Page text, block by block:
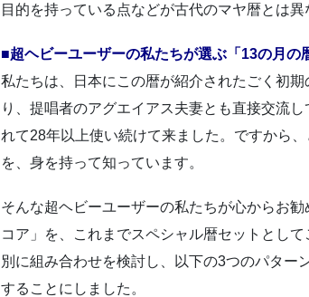
目的を持っている点などが古代のマヤ暦とは異
■超ヘビーユーザーの私たちが選ぶ「13の月の
私たちは、日本にこの暦が紹介されたごく初
り、提唱者のアグエイアス夫妻とも直接交流
れて28年以上使い続けて来ました。ですから
を、身を持って知っています。
そんな超ヘビーユーザーの私たちが心からお
コア」を、これまでスペシャル暦セットとし
別に組み合わせを検討し、以下の3つのパター
することにしました。